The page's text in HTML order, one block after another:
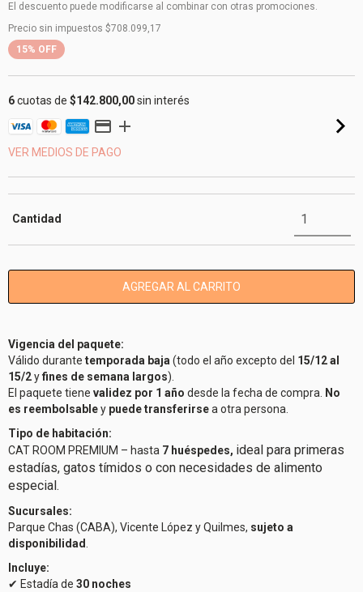
El descuento puede modificarse al combinar con otras promociones.
Precio sin impuestos $708.099,17
15% OFF
6cuotas de $142.800,00sin interés
VER MEDIOS DE PAGO
Cantidad
Vigencia del paquete:
Válido durante temporada baja(todo el año excepto del 15/12 al
15/2yfines de semana largos).
El paquete tiene validez por 1 año desde la fecha de compra. No
es reembolsabley puede transferirsea otra persona.
Tipo de habitación:
CAT ROOM PREMIUM – hasta 7 huéspedes, ideal para primeras
estadías, gatos tímidos o con necesidades de alimento
especial.
Sucursales:
Parque Chas (CABA), Vicente López y Quilmes, sujeto a
disponibilidad.
Incluye:
✔ Estadía de 30 noches